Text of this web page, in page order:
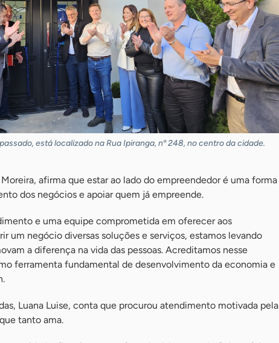
está localizado na Rua Ipiranga, nº 248, no centro da cidade.
afirma que estar ao lado do empreendedor é uma forma
dos negócios e apoiar quem já empreende.
e uma equipe comprometida em oferecer aos
um negócio diversas soluções e serviços, estamos levando
a diferença na vida das pessoas. Acreditamos nesse
ferramenta fundamental de desenvolvimento da economia e
Luana Luise, conta que procurou atendimento motivada pela
tanto ama.